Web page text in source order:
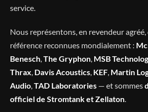
service.
Nous représentons, en revendeur agréé,
référence reconnues mondialement :
Benesch,The Gryphon, MSB
Thrax, Davis Acoustics, KEF, Martin
Audio,TAD Laboratories — et sommes
officiel de Stromtank et Zellaton.